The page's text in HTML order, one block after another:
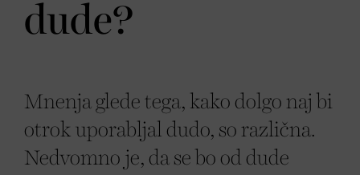
dude?
Mnenja glede tega, kako dolgo naj bi
otrok uporabljal dudo, so različna.
Nedvomno je, da se bo od dude